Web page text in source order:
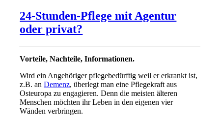
24-Stunden-Pflege mit Agentur
oder privat?
Vorteile, Nachteile, Informationen.
Wird ein Angehöriger pflegebedürftig weil er erkrankt ist,
z.B. anDemenz, überlegt man eine Pflegekraft aus
Osteuropa zu engagieren. Denn die meisten älteren
Menschen möchten ihr Leben in den eigenen vier
Wänden verbringen.